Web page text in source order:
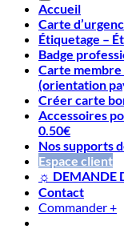
Accueil
Carte
Étiquetage –
Badge
Carte membre
(orientation
Créer carte
Accessoires
0.50€
Nos supports
Espace client
☼ DEMANDE
Contact
Commander+